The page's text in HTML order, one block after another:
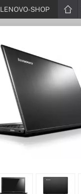
LENOVO-SHOP